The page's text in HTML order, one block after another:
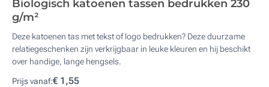
Biologisch katoenen tassen bedrukken 230
g/m²
Deze katoenen tas met tekst of logo bedrukken? Deze duurzame
relatiegeschenken zijn verkrijgbaar in leuke kleuren en hij beschikt
over handige, lange hengsels.
Prijs vanaf:€ 1,55